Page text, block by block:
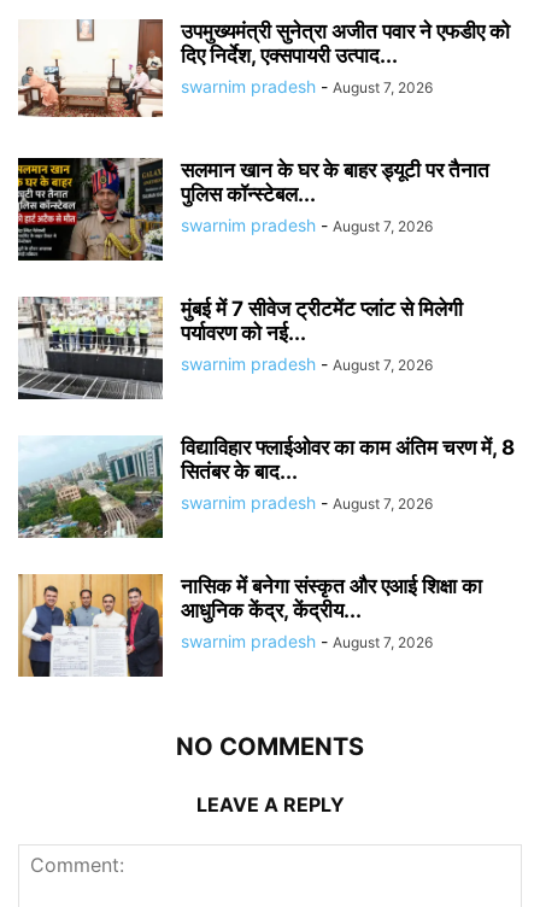
उपमुख्यमंत्री सुनेत्रा अजीत पवार ने एफडीए को
दिए निर्देश, एक्सपायरी उत्पाद...
swarnim pradesh - August 7, 2026
सलमान खान के घर के बाहर ड्यूटी पर तैनात
पुलिस कॉन्स्टेबल...
swarnim pradesh - August 7, 2026
मुंबई में 7 सीवेज ट्रीटमेंट प्लांट से मिलेगी
पर्यावरण को नई...
swarnim pradesh - August 7, 2026
विद्याविहार फ्लाईओवर का काम अंतिम चरण में, 8
सितंबर के बाद...
swarnim pradesh - August 7, 2026
नासिक में बनेगा संस्कृत और एआई शिक्षा का
आधुनिक केंद्र, केंद्रीय...
swarnim pradesh - August 7, 2026
NO COMMENTS
LEAVE A REPLY